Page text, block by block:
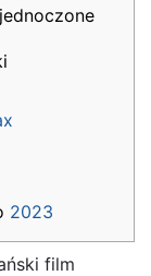
2023
film